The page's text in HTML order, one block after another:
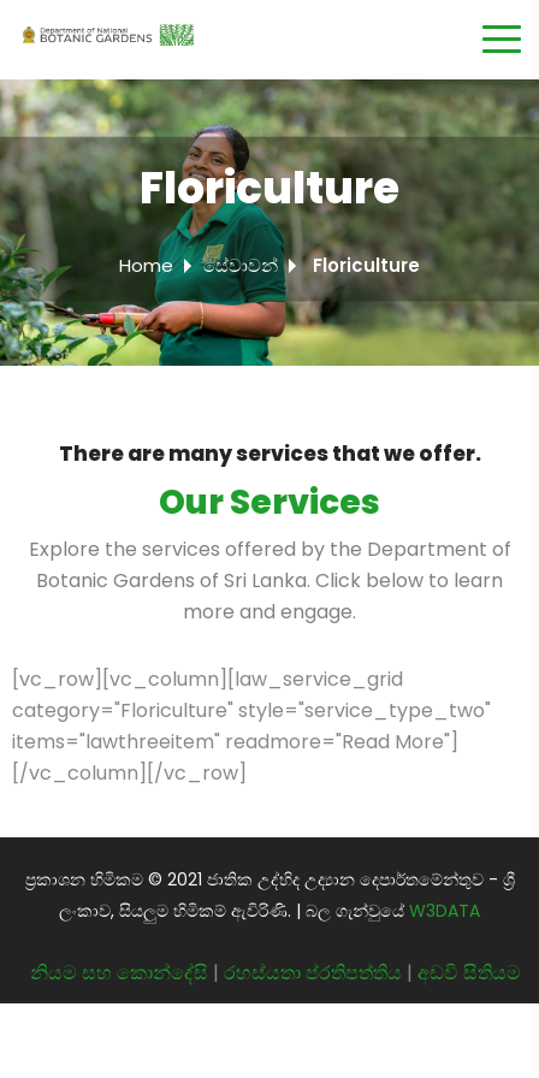
Floriculture
Home සේවාවන් Floriculture
There are many services that we offer.
Our Services
Explore the services offered by the Department of
Botanic Gardens of Sri Lanka. Click below to learn
more and engage.
[vc_row][vc_column][law_service_grid
category="Floriculture" style="service_type_two"
items="lawthreeitem" readmore="Read More"]
[/vc_column][/vc_row]
ප්‍රකාශන හිමිකම © 2021 ජාතික උද්භිද උද්‍යාන දෙපාර්තමේන්තුව - ශ්‍රී
ලංකාව, සියලුම හිමිකම් ඇවිරිණි. | බල ගැන්වුයේ W3DATA
නියම සහ කොන්දේසි | රහස්යතා ප්රතිපත්තිය | අඩවි සිතියම